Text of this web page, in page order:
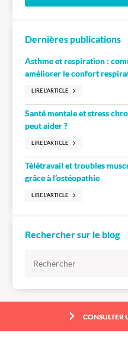
Dernières publications
Asthme et respiration :
améliorer le confort
LIRE L'ARTICLE
Santé mentale et stress
peut aider ?
LIRE L'ARTICLE
Télétravail et troubles
grâce à l’ostéopathie
LIRE L'ARTICLE
Rechercher sur le blog
CONSULTER